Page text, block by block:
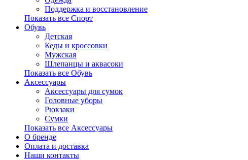
Поддержка и восстановление
Показать все Спорт
Обувь
Детская
Кеды и кроссовки
Мужская
Шлепанцы и аквасоки
Показать все Обувь
Аксессуары
Аксессуары для сумок
Головные уборы
Рюкзаки
Сумки
Показать все Аксессуары
О бренде
Оплата и доставка
Наши контакты